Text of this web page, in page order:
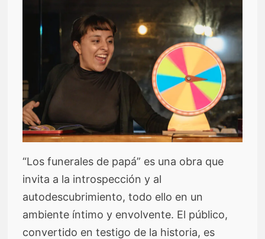
“Los funerales de papá” es una obra que
invita a la introspección y al
autodescubrimiento, todo ello en un
ambiente íntimo y envolvente. El público,
convertido en testigo de la historia, es